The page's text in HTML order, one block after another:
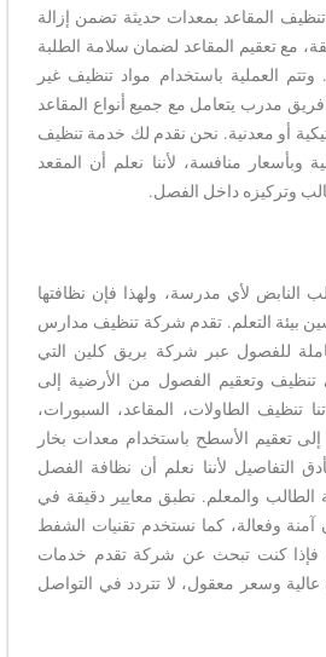
المقاعد بمعدات حديثة تضمن إزالة
مع تعقيم المقاعد لضمان سلامة الطلبة
العملية باستخدام مواد تنظيف غير
فريق مدرب يتعامل مع جميع أنواع المقاعد
أو معدنية. نحن نقدم لك خدمة تنظيف
وبأسعار منافسة، لأننا نعلم أن المقعد
وتركيزه داخل الفصل.
النابض لأي مدرسة، ولهذا فإن نظافتها
بيئة التعلم. تقدم شركة تنظيف مدارس
للفصول عبر شركة بريق كلين التي
وتعقيم الفصول من الأرضية إلى
تنظيف الطاولات، المقاعد، السبورات،
إلى تعقيم الأسطح باستخدام معدات بخار
التفاصيل لأننا نعلم أن نظافة الفصل
والمعلم. نطبق معايير دقيقة في
آمنة وفعالة، كما نستخدم تقنيات الشفط
فإذا كنت تبحث عن شركة تقدم خدمات
وسعر معقول، لا تتردد في التواصل